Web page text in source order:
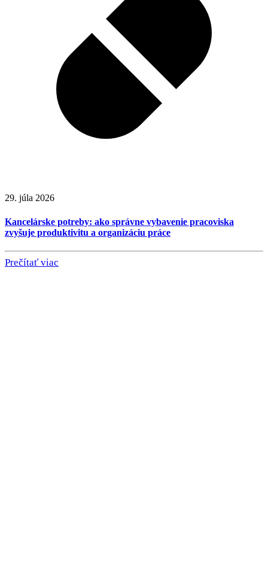
29. júla 2026
Kancelárske potreby: ako správne vybavenie pracoviska
zvyšuje produktivitu a organizáciu práce
Prečítať viac